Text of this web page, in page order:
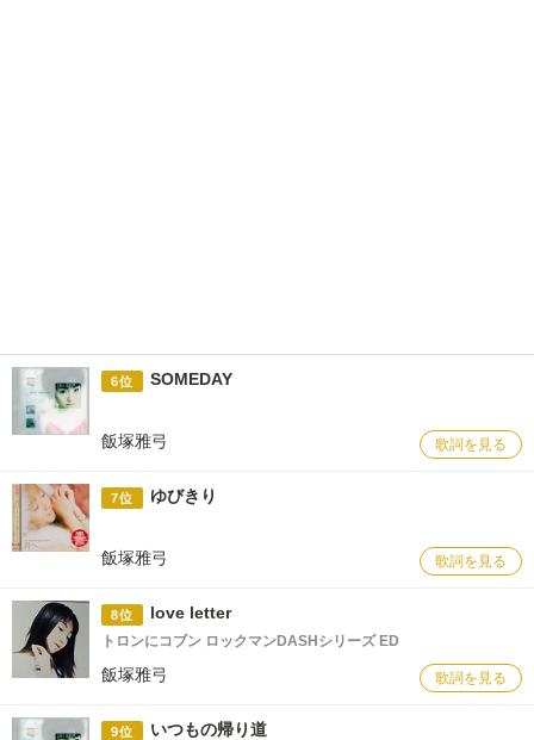
6位 SOMEDAY
飯塚雅弓 歌詞を見る
7位 ゆびきり
飯塚雅弓 歌詞を見る
8位 love letter
トロンにコブン ロックマンDASHシリーズ ED
飯塚雅弓 歌詞を見る
9位 いつもの帰り道